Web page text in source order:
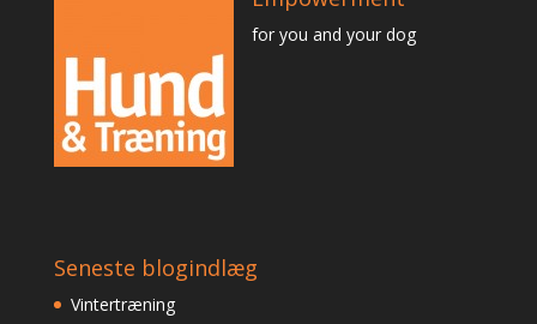
for you and your dog
Seneste blogindlæg
Vintertræning